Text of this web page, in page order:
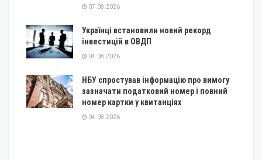
07.08.2026
Українці встановили новий рекорд
інвестицій в ОВДП
04.08.2026
НБУ спростував інформацію про вимогу
зазначати податковий номер і повний
номер картки у квитанціях
04.08.2026